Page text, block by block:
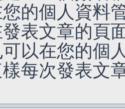
的個人資料
表文章的頁
以在您的個
每次發表文